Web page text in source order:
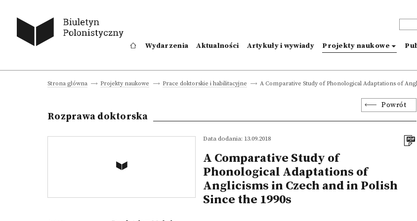
Wydarzenia Aktualności Artykuły i wywiady Projekty naukowe
Strona główna Projekty naukowe Prace doktorskie i habilitacyjne A Comparative Study of Phonological Adaptations of
Powrót
Rozprawa doktorska
Data dodania: 13.09.2018
A Comparative Study of
Phonological Adaptations of
Anglicisms in Czech and in Polish
Since the 1990s